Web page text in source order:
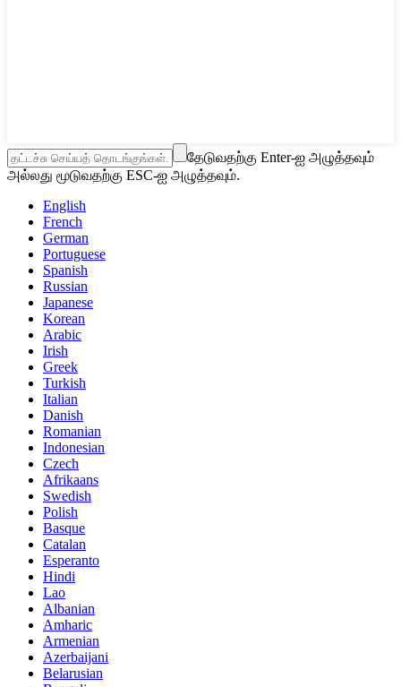
தேடுவதற்கு Enter-ஐ அழுத்தவும்
அல்லது மூடுவதற்கு ESC-ஐ அழுத்தவும்.
English
French
German
Portuguese
Spanish
Russian
Japanese
Korean
Arabic
Irish
Greek
Turkish
Italian
Danish
Romanian
Indonesian
Czech
Afrikaans
Swedish
Polish
Basque
Catalan
Esperanto
Hindi
Lao
Albanian
Amharic
Armenian
Azerbaijani
Belarusian